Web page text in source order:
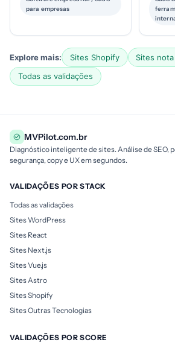
para empresas
Explore mais: Sites Shopify
Sites
Todas as validações
MVPilot.com.br
Diagnóstico inteligente de sites. Análise de SEO,
segurança, copy e UX em segundos.
VALIDAÇÕES POR STACK
Todas as validações
Sites WordPress
Sites React
Sites Next.js
Sites Vue.js
Sites Astro
Sites Shopify
Sites Outras Tecnologias
VALIDAÇÕES POR SCORE